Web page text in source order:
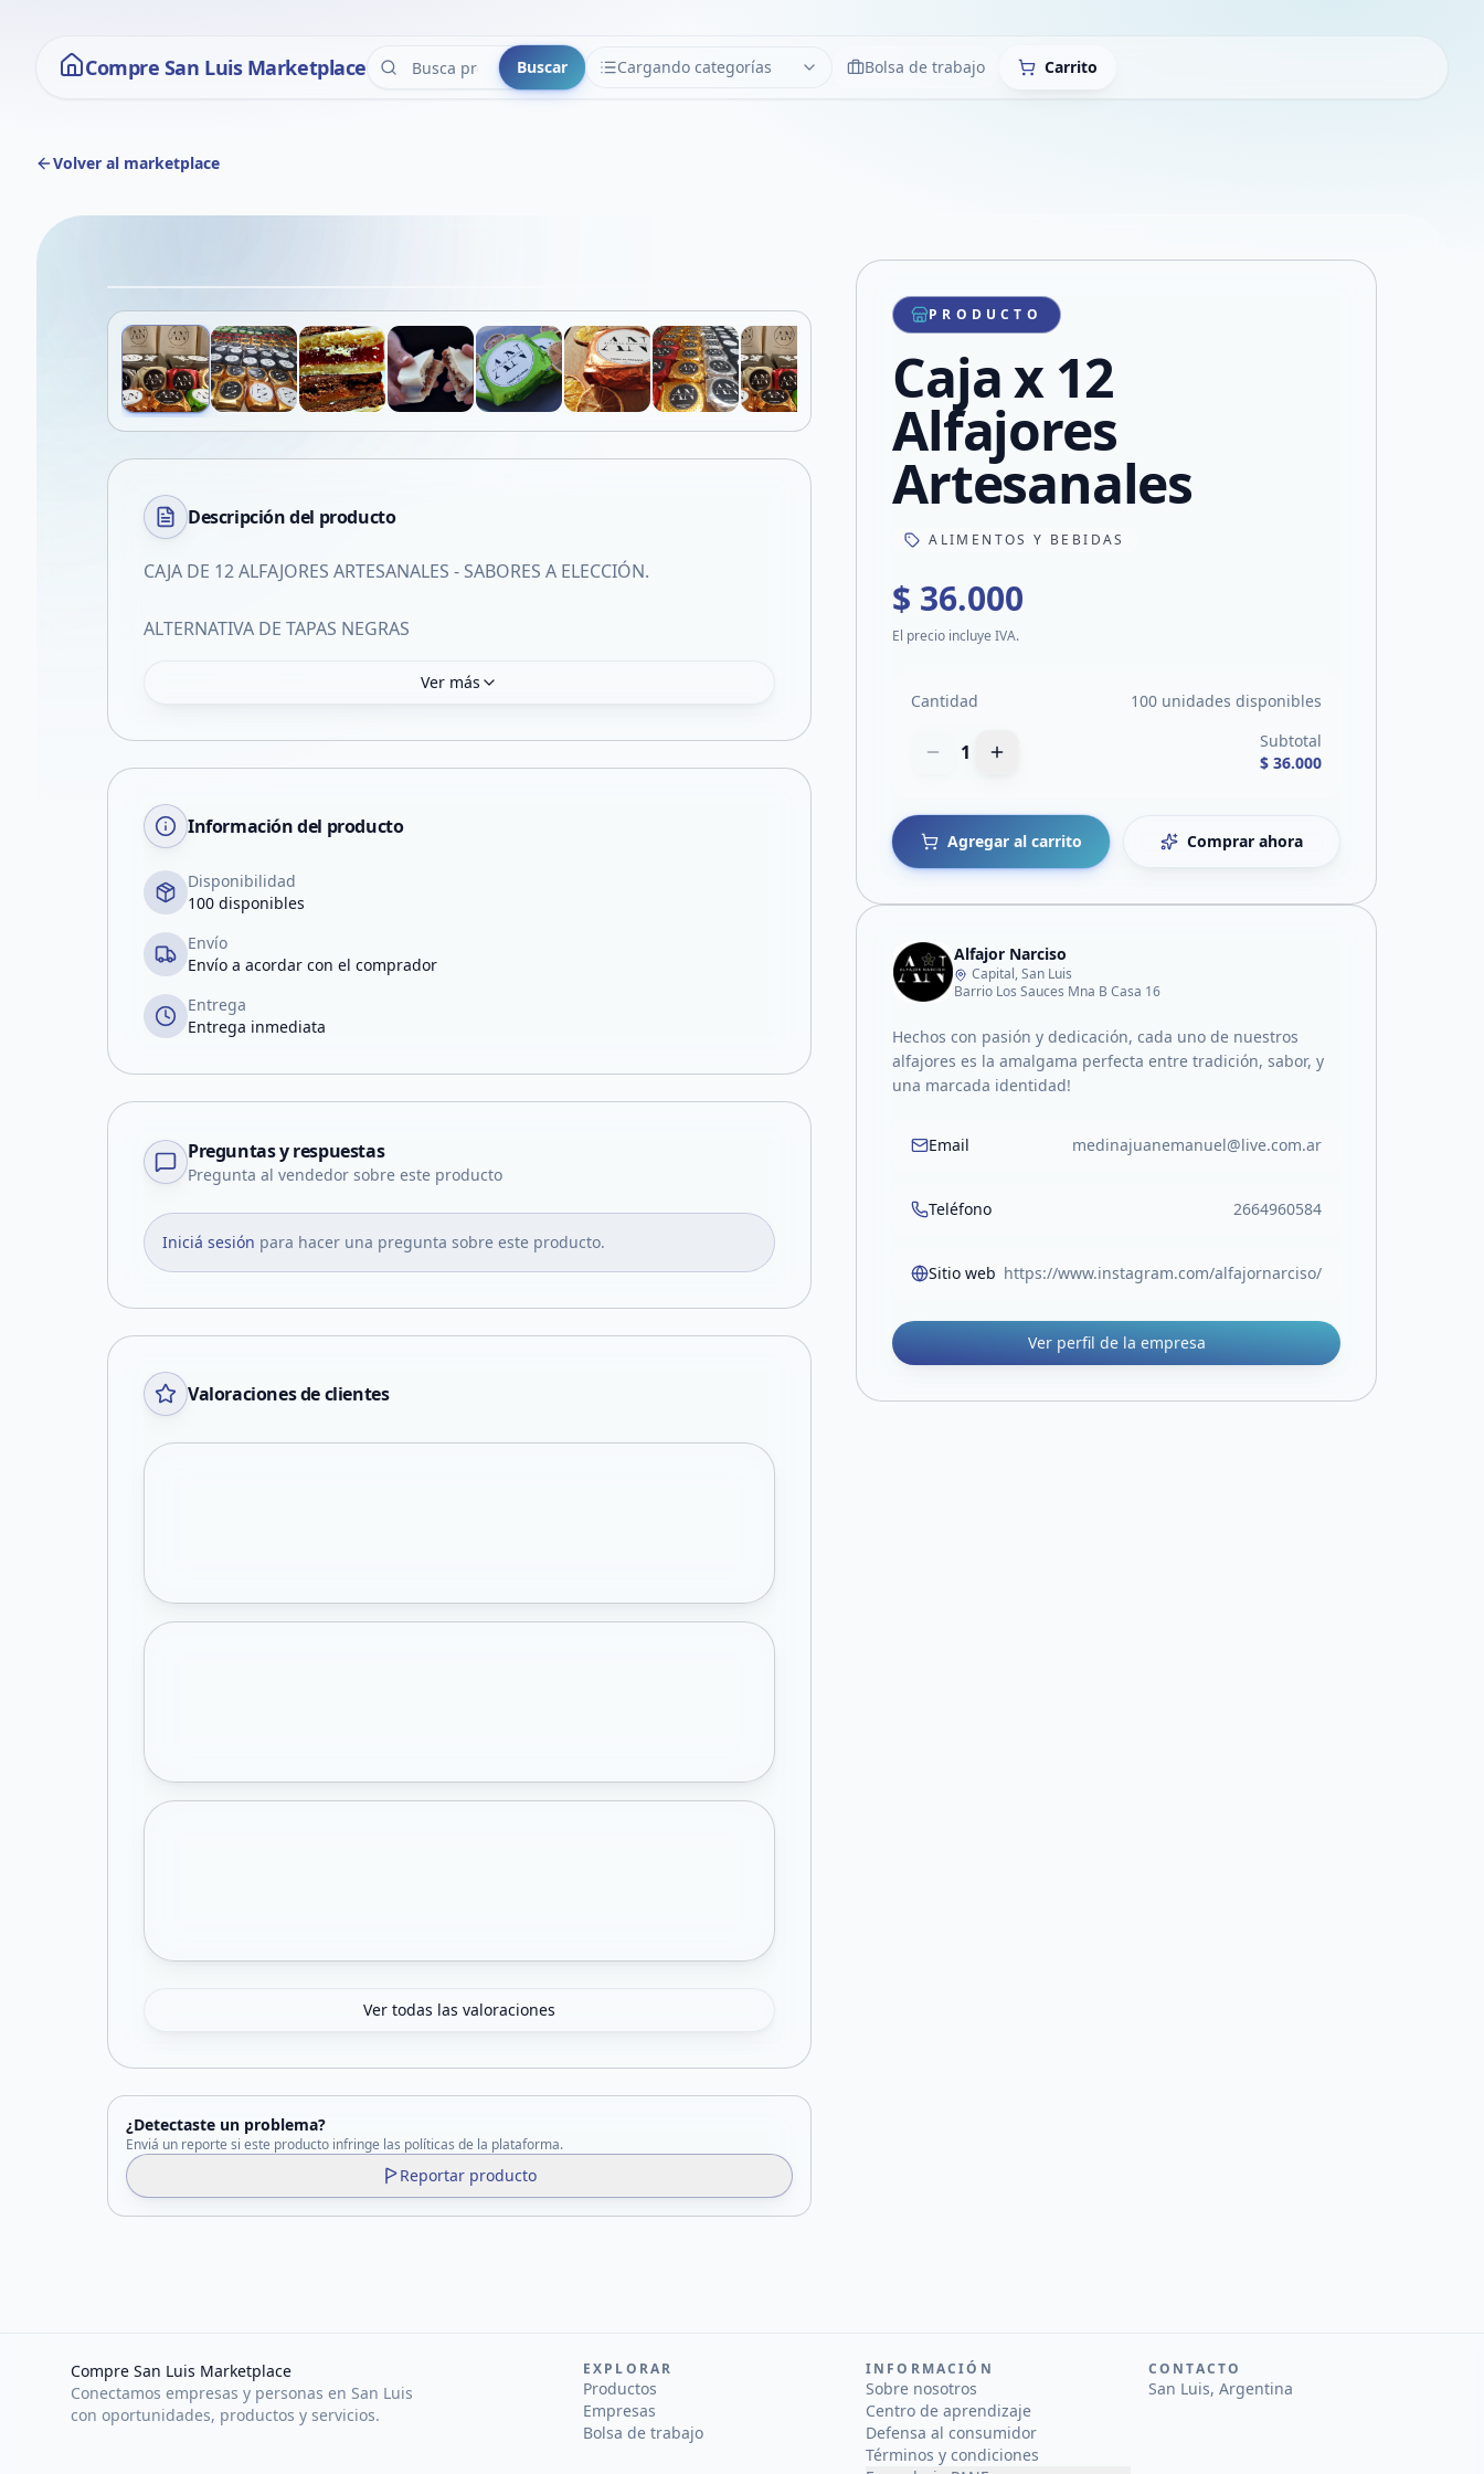
Compre San Luis Marketplace Buscar Cargando categorías
CATEGORÍAS LimpiarBolsa de trabajo Carrito
Volver al marketplace
Compartir producto
Compartir por WhatsApp
Compartir por mail
Compartir en Facebook
Compartir en X
Descripción del producto
CAJA DE 12 ALFAJORES ARTESANALES - SABORES A ELECCIÓN.
ALTERNATIVA DE TAPAS NEGRAS
Ver más
Información del producto
Disponibilidad
100 disponibles
Envío
Envío a acordar con el comprador
Entrega
Entrega inmediata
Preguntas y respuestas
Pregunta al vendedor sobre este producto
Iniciá sesión para hacer una pregunta sobre este producto.
Valoraciones de clientes
Ver todas las valoraciones
¿Detectaste un problema?
Enviá un reporte si este producto infringe las políticas de la plataforma.
Reportar producto
PRODUCTO
Caja x 12
Alfajores
Artesanales
ALIMENTOS Y BEBIDAS
$ 36.000
El precio incluye IVA.
Cantidad 100 unidades disponibles
1
Subtotal
$ 36.000
Agregar al carrito Comprar ahora
Alfajor Narciso
Capital, San Luis
Barrio Los Sauces Mna B Casa 16
Hechos con pasión y dedicación, cada uno de nuestros
alfajores es la amalgama perfecta entre tradición, sabor, y
una marcada identidad!
Email medinajuanemanuel@live.com.ar
Teléfono 2664960584
Sitio web https://www.instagram.com/alfajornarciso/
Ver perfil de la empresa
Compre San Luis Marketplace
Conectamos empresas y personas en San Luis
con oportunidades, productos y servicios.
EXPLORAR
Productos
Empresas
Bolsa de trabajo
INFORMACIÓN
Sobre nosotros
Centro de aprendizaje
Defensa al consumidor
Términos y condiciones
CONTACTO
San Luis, Argentina